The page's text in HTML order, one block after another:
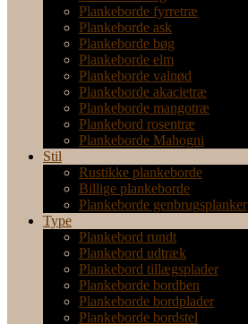
Plankeborde fyrretræ
Plankeborde ask
Plankeborde bøg
Plankeborde elm
Plankeborde valnød
Plankeborde akacietræ
Plankeborde mangotræ
Plankebord rosentræ
Plankeborde Mahogni
Stil
Rustikke plankeborde
Billige plankeborde
Plankeborde genbrugsplanker
Type
Plankebord rundt
Plankebord udtræk
Plankebord tillægsplader
Plankeborde bordben
Plankeborde bordplader
Plankeborde bordstel